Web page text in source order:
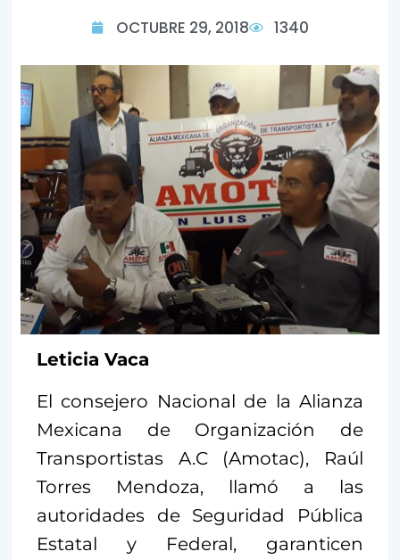
OCTUBRE 29, 2018 1340
Leticia Vaca
El consejero Nacional de la Alianza
Mexicana de Organización de
Transportistas A.C (Amotac), Raúl
Torres Mendoza, llamó a las
autoridades de Seguridad Pública
Estatal y Federal, garanticen